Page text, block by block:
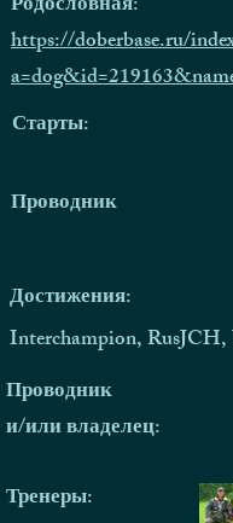
https://doberbase.ru/
Старты:
Проводник
Достижения:
Interchampion,
Проводник
и/или владелец:
Тренеры: